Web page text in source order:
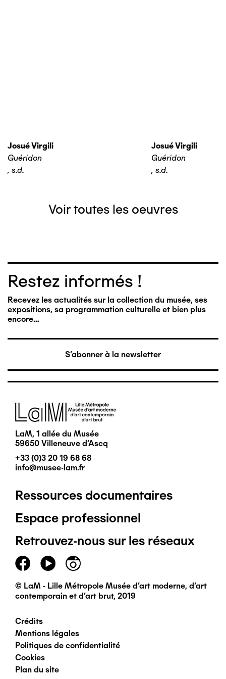
Josué Virgili
Guéridon
, s.d.
Josué Virgili
Guéridon
, s.d.
Voir toutes les oeuvres
Restez informés !
Recevez les actualités sur la collection du musée, ses
expositions, sa programmation culturelle et bien plus
encore…
S'abonner à la newsletter
Image
LaM, 1 allée du Musée
59650 Villeneuve d'Ascq
+33 (0)3 20 19 68 68
info@musee-lam.fr
Pied
de
page
principal
Ressources documentaires
Espace professionnel
Retrouvez-nous sur les réseaux
© LaM - Lille Métropole Musée d'art moderne, d'art
contemporain et d'art brut, 2019
Pied
de
Crédits
Mentions légales
Politiques de confidentialité
Cookies
Plan du site